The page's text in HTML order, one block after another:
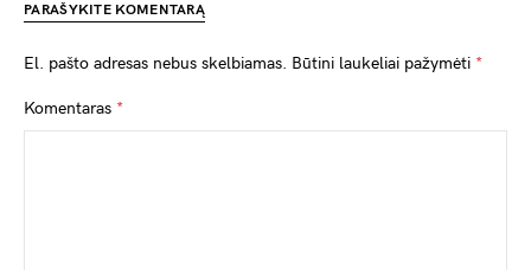
PARAŠYKITE KOMENTARĄ
El. pašto adresas nebus skelbiamas. Būtini laukeliai pažymėti *
Komentaras *